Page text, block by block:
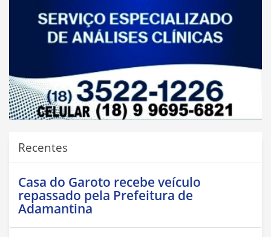
Recentes
Casa do Garoto recebe veículo
repassado pela Prefeitura de
Adamantina